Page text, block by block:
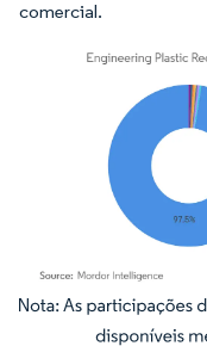
comercial.
Imagem © Mordor